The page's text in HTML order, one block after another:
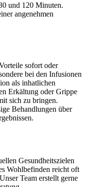
und 120 Minuten.
angenehmen
sofort oder
bei den Infusionen
als inhatlichen
Erkältung oder Grippe
sich zu bringen.
Behandlungen über
Gesundheitszielen
Wohlbefinden reicht oft
Team erstellt gerne